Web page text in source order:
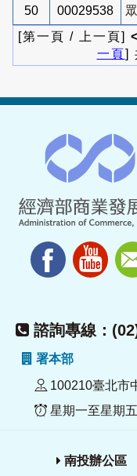
50 00029538
[第一頁 / 上一頁]
一頁]
諮詢專線：
署本部
100210臺北市
星期一至星期
南投辦公區